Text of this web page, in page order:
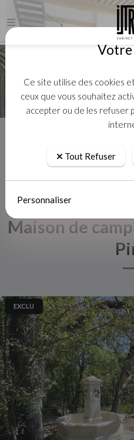
Menu
Maison de
EXCLU
Votre
Ce site utilise des cookies
ceux que vous souhaitez
accepter ou de les refuser
Tout Refuser
Personnaliser